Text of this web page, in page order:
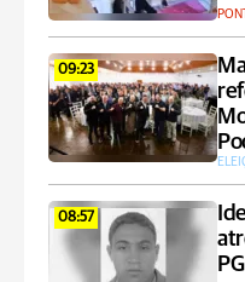
09:23
08:57
PG